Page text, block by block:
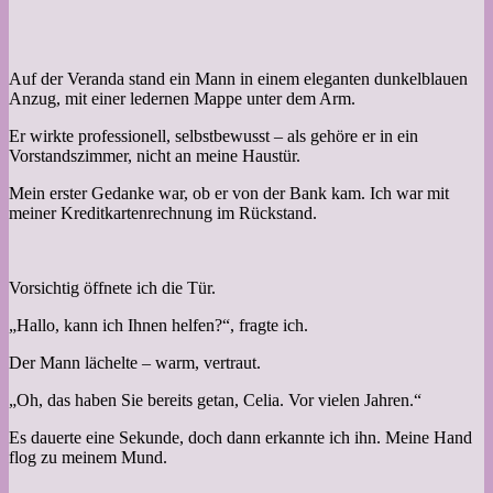
Auf der Veranda stand ein Mann in einem eleganten dunkelblauen
Anzug, mit einer ledernen Mappe unter dem Arm.
Er wirkte professionell, selbstbewusst – als gehöre er in ein
Vorstandszimmer, nicht an meine Haustür.
Mein erster Gedanke war, ob er von der Bank kam. Ich war mit
meiner Kreditkartenrechnung im Rückstand.
Vorsichtig öffnete ich die Tür.
„Hallo, kann ich Ihnen helfen?“, fragte ich.
Der Mann lächelte – warm, vertraut.
„Oh, das haben Sie bereits getan, Celia. Vor vielen Jahren.“
Es dauerte eine Sekunde, doch dann erkannte ich ihn. Meine Hand
flog zu meinem Mund.